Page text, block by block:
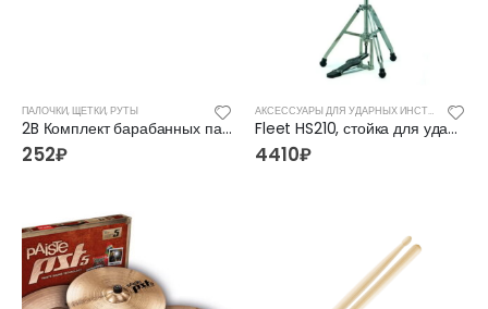
ПАЛОЧКИ, ЩЕТКИ, РУТЫ
2B Комплект барабанных палочек Lutner
252₽
АКСЕССУАРЫ ДЛЯ УДАРНЫХ ИНСТРУМЕНТОВ
Fleet HS210, стойка для ударных
4410₽